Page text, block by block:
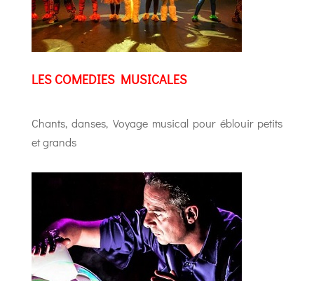
LES COMEDIES MUSICALES
Chants, danses, Voyage musical pour éblouir petits
et grands